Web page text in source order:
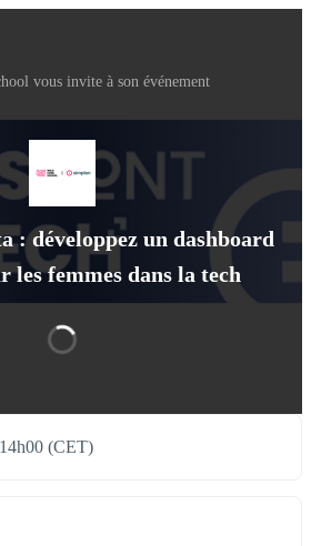
vous invite à son événement
: développez un dashboard
les femmes dans la tech
(CET)